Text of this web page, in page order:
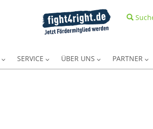
SERVICE ÜBER UNS PARTNER